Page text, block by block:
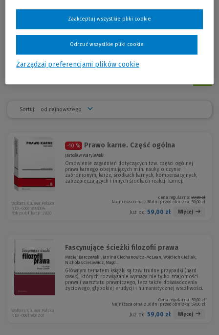
członek Rady Legislacyjnej przy Prezesie Rady Ministrów; w latach
2008–2018 wykonywał także zawód adwokata; należy m.in. do
Międzynarodowego Stowarzyszenia Prawa Karnego (Association
Towarzystwa Kryminalistycznego; autor i współautor ponad 150
Sortuj:
-10 % Prawo karne. Część ogólna
Jarosław Warylewski
Omówienie zagadnień dotyczących tzw. części ogólnej
prawa karnego obejmujących m.in. naukę o czynie
zabronionym, karze, środkach karnych, kompensacyjnych,
zabezpieczających i innych środkach reakcji karnej.
Cena regularna: 59,00 zł
Najniższa cena z 30 dni przed obniżką: 59,00 zł
Już od: 59,00 zł Więcej
Wolters Kluwer Polska
NEX-0360 W08D04
Rok publikacji: 2020
Fascynujące ścieżki filozofii prawa
Maciej Barczewski, Janina Ciechanowicz-McLean, Wojciech Cieślak,
Nicholas Cieslewicz, Magd...
Głównym tematem książki są tzw. trudne przypadki (hard
cases), których rozwiązanie wymaga nie tylko znajomości
prawa i warsztatu prawniczego, lecz także doświadczenia
życiowego, głębokiej erudycji i humanistycznej wrażliwości.
Cena regularna: 59,00 zł
Najniższa cena z 30 dni przed obniżką: 59,00 zł
Już od: 59,00 zł Więcej
Wolters Kluwer Polska
NEX-0061 W01Z01
Zarządzaj preferencjami plików cookie
Odrzuć wszystkie pliki cookie
Zaakceptuj wszystkie pliki cookie